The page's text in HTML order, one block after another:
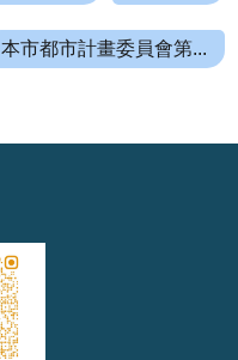
本市都市計畫委員會第...